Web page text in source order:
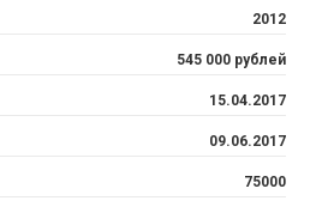
2012
545 000 рублей
15.04.2017
09.06.2017
75000